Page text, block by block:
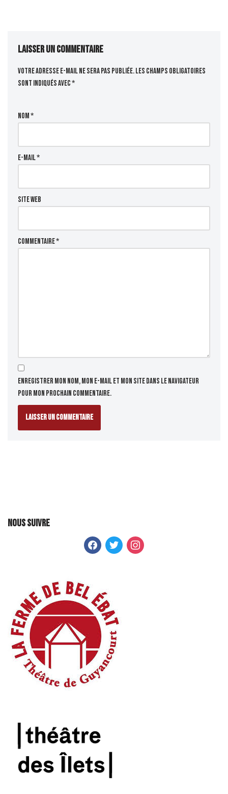
Laisser un commentaire
Votre adresse e-mail ne sera pas publiée.Les champs obligatoires
sont indiqués avec*
Nom*
E-mail*
Site web
Commentaire*
Enregistrer mon nom, mon e-mail et mon site dans le navigateur
pour mon prochain commentaire.
Nous suivre